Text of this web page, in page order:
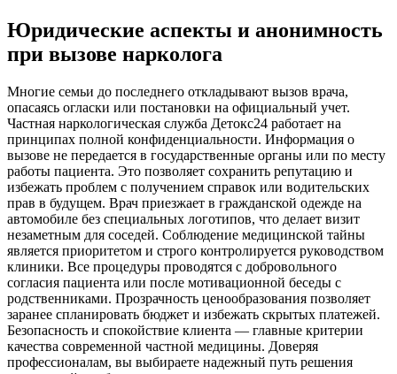
Юридические аспекты и анонимность
при вызове нарколога
Многие семьи до последнего откладывают вызов врача,
опасаясь огласки или постановки на официальный учет.
Частная наркологическая служба Детокс24 работает на
принципах полной конфиденциальности. Информация о
вызове не передается в государственные органы или по месту
работы пациента. Это позволяет сохранить репутацию и
избежать проблем с получением справок или водительских
прав в будущем. Врач приезжает в гражданской одежде на
автомобиле без специальных логотипов, что делает визит
незаметным для соседей. Соблюдение медицинской тайны
является приоритетом и строго контролируется руководством
клиники. Все процедуры проводятся с добровольного
согласия пациента или после мотивационной беседы с
родственниками. Прозрачность ценообразования позволяет
заранее спланировать бюджет и избежать скрытых платежей.
Безопасность и спокойствие клиента — главные критерии
качества современной частной медицины. Доверяя
профессионалам, вы выбираете надежный путь решения